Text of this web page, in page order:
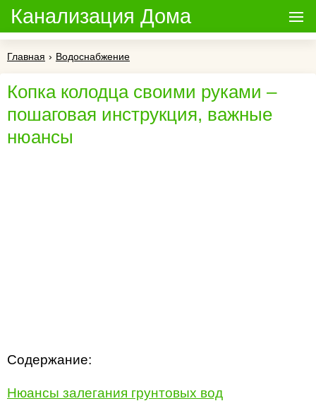
Канализация Дома
Главная › Водоснабжение
Копка колодца своими руками –
пошаговая инструкция, важные
нюансы
Содержание:
Нюансы залегания грунтовых вод